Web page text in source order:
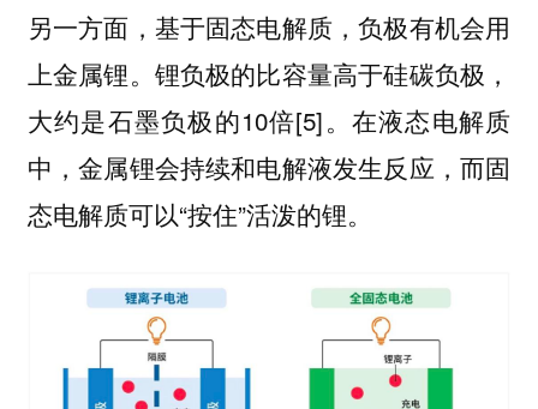
另一方面，基于固态电解质，负极有机会用
上金属锂。锂负极的比容量高于硅碳负极，
大约是石墨负极的10倍[5]。在液态电解质
中，金属锂会持续和电解液发生反应，而固
态电解质可以“按住”活泼的锂。